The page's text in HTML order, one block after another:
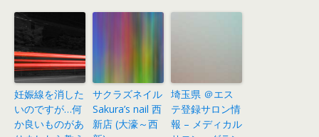
妊娠線を消した
いのですが…何
か良いものがあ
サクラズネイル
Sakura’s nail 西
新店 (大濠～西
埼玉県 ＠エス
テ登録サロン情
報 – メディカル